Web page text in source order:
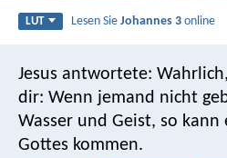
LUT Lesen SieJohannes 3 online
Jesus antwortete:
dir: Wenn jemand nicht
Wasser und Geist, so kann
Gottes kommen.